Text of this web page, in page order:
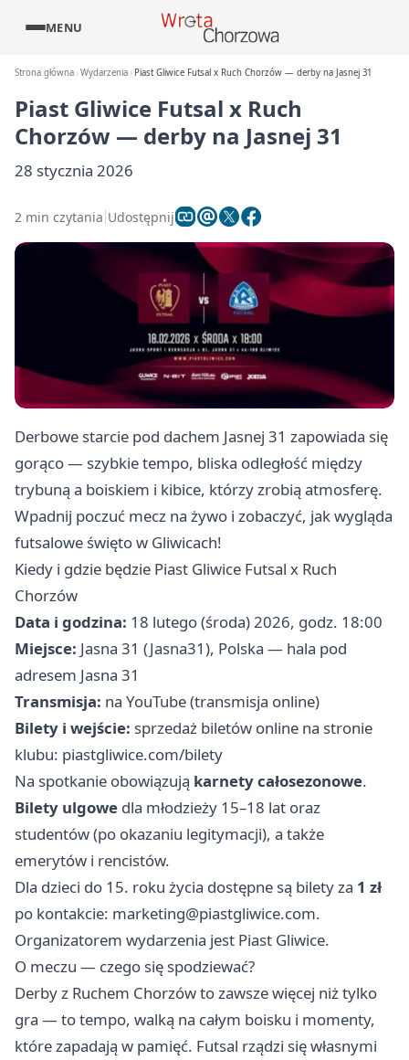
MENU
Strona główna Wydarzenia Piast Gliwice Futsal x Ruch Chorzów — derby na Jasnej 31
Piast Gliwice Futsal x Ruch
Chorzów — derby na Jasnej 31
28 stycznia 2026
2 min czytania Udostępnij
Derbowe starcie pod dachem Jasnej 31 zapowiada się
gorąco — szybkie tempo, bliska odległość między
trybuną a boiskiem i kibice, którzy zrobią atmosferę.
Wpadnij poczuć mecz na żywo i zobaczyć, jak wygląda
futsalowe święto w Gliwicach!
Kiedy i gdzie będzie Piast Gliwice Futsal x Ruch
Chorzów
Data i godzina: 18 lutego (środa) 2026, godz. 18:00
Miejsce: Jasna 31 (Jasna31), Polska — hala pod
adresem Jasna 31
Transmisja: na YouTube (transmisja online)
Bilety i wejście: sprzedaż biletów online na stronie
klubu: piastgliwice.com/bilety
Na spotkanie obowiązują karnety całosezonowe.
Bilety ulgowe dla młodzieży 15–18 lat oraz
studentów (po okazaniu legitymacji), a także
emerytów i rencistów.
Dla dzieci do 15. roku życia dostępne są bilety za 1 zł
po kontakcie: marketing@piastgliwice.com.
Organizatorem wydarzenia jest Piast Gliwice.
O meczu — czego się spodziewać?
Derby z Ruchem Chorzów to zawsze więcej niż tylko
gra — to tempo, walką na całym boisku i momenty,
które zapadają w pamięć. Futsal rządzi się własnymi